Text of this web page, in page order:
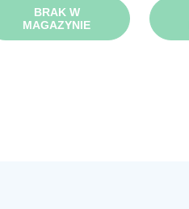
BRAK W
MAGAZYNIE